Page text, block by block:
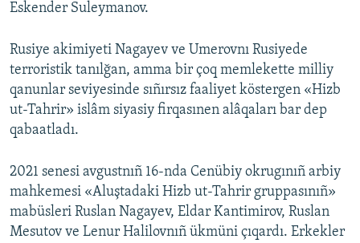
Eskender Suleymanov.
Rusiye akimiyeti Nagayev ve Umerovnı Rusiyede
terroristik tanılğan, amma bir çoq memlekette milliy
qanunlar seviyesinde sıñırsız faaliyet köstergen «Hizb
ut-Tahrir» islâm siyasiy firqasınen alâqaları bar dep
qabaatladı.
2021 senesi avgustnıñ 16-nda Cenübiy okrugınıñ arbiy
mahkemesi «Aluştadaki Hizb ut-Tahrir gruppasınıñ»
mabüsleri Ruslan Nagayev, Eldar Kantimirov, Ruslan
Mesutov ve Lenur Halilovnıñ ükmüni çıqardı. Erkekler